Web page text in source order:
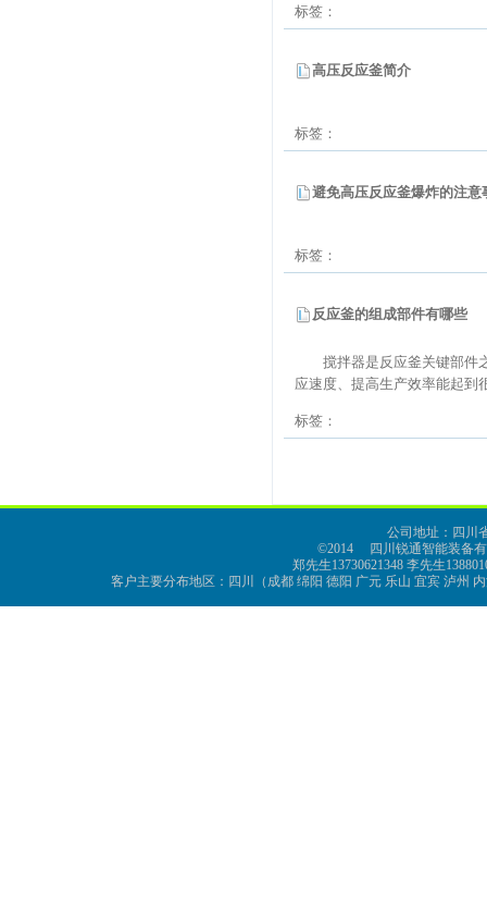
标签：
高压反应釜简介
标签：
避免高压反应釜爆炸的注意
标签：
反应釜的组成部件有哪些
搅拌器是反应釜关键部件
应速度、提高生产效率能起到
标签：
公司地址：四川
©2014 四川锐通智能装备
郑先生13730621348 李先生
客户主要分布地区：四川（成都 绵阳 德阳 广元 乐山 宜宾 泸州